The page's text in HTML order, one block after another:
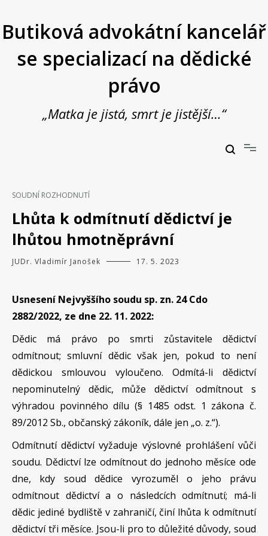
obsah
Butiková advokátní kancelář
se specializací na dědické
právo
„Matka je jistá, smrt je jistější…“
SOUDNÍ ROZHODNUTÍ
Lhůta k odmítnutí dědictví je
lhůtou hmotněprávní
JUDr. Vladimír Janošek 17. 5. 2023
Usnesení Nejvyššího soudu sp. zn. 24 Cdo
2882/2022, ze dne 22. 11. 2022:
Dědic má právo po smrti zůstavitele dědictví
odmítnout; smluvní dědic však jen, pokud to není
dědickou smlouvou vyloučeno. Odmítá-li dědictví
nepominutelný dědic, může dědictví odmítnout s
výhradou povinného dílu (§ 1485 odst. 1 zákona č.
89/2012 Sb., občanský zákoník, dále jen „o. z.“).
Odmítnutí dědictví vyžaduje výslovné prohlášení vůči
soudu. Dědictví lze odmítnout do jednoho měsíce ode
dne, kdy soud dědice vyrozuměl o jeho právu
odmítnout dědictví a o následcích odmítnutí; má-li
dědic jediné bydliště v zahraničí, činí lhůta k odmítnutí
dědictví tři měsíce. Jsou-li pro to důležité důvody, soud